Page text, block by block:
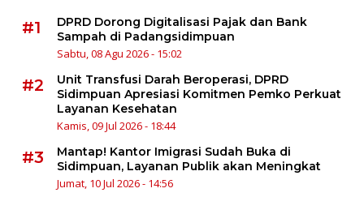
#1
DPRD Dorong Digitalisasi Pajak dan Bank
Sampah di Padangsidimpuan
Sabtu, 08 Agu 2026 - 15:02
#2
Unit Transfusi Darah Beroperasi, DPRD
Sidimpuan Apresiasi Komitmen Pemko Perkuat
Layanan Kesehatan
Kamis, 09 Jul 2026 - 18:44
#3
Mantap! Kantor Imigrasi Sudah Buka di
Sidimpuan, Layanan Publik akan Meningkat
Jumat, 10 Jul 2026 - 14:56